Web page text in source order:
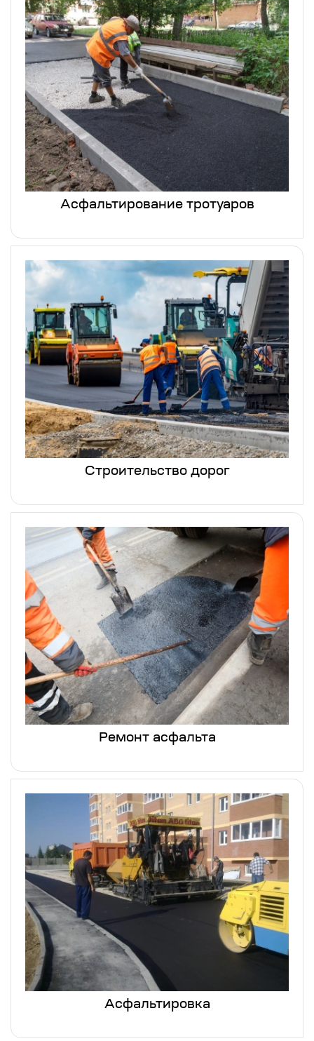
Асфальтирование тротуаров
Строительство дорог
Ремонт асфальта
Асфальтировка